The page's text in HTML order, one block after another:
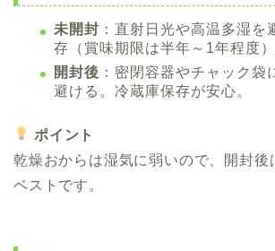
未開封 ：直射日光や高温多湿を
存（賞味期限は半年～1年程度）
開封後 ：密閉容器やチャック袋
避ける。冷蔵庫保存が安心。
ポイント
乾燥おからは湿気に弱いので、開封後
ベストです。